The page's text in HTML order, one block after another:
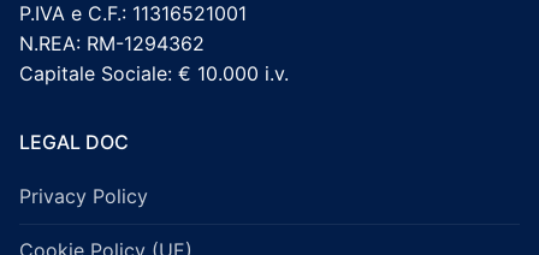
P.IVA e C.F.: 11316521001
N.REA: RM-1294362
Capitale Sociale: € 10.000 i.v.
LEGAL DOC
Privacy Policy